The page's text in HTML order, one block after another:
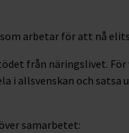
arbetar för att nå
från näringslivet. För
i allsvenskan och satsa
samarbetet: